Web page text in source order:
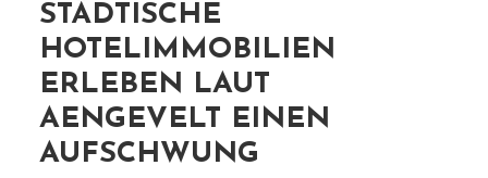
STÄDTISCHE
HOTELIMMOBILIEN
ERLEBEN LAUT
AENGEVELT EINEN
AUFSCHWUNG